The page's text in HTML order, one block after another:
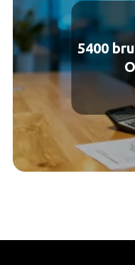
5400